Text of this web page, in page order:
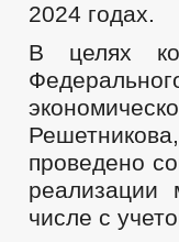
2024 годах.
В целях
проведено
реализации
числе с